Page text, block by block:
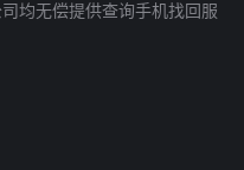
均无偿提供查询手机找回服